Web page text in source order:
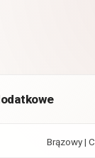
Brązowy |